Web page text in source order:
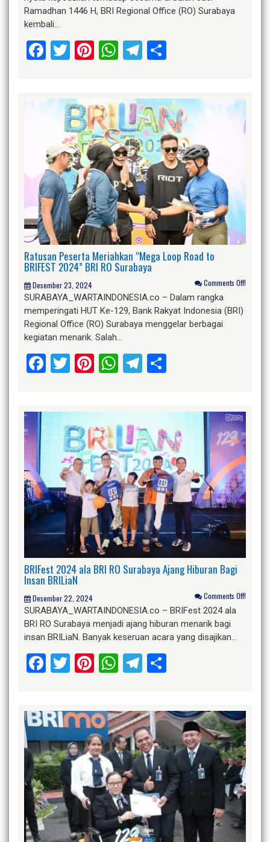
Ramadhan 1446 H, BRI Regional Office (RO) Surabaya
kembali…
Facebook
Twitter
Pinterest
WhatsApp
Telegram
Ratusan Peserta Meriahkan “Mega Loop Road to
BRIFEST 2024” BRI RO Surabaya
Desember 23, 2024 Comments Off!
SURABAYA_WARTAINDONESIA.co – Dalam rangka
memperingati HUT Ke-129, Bank Rakyat Indonesia (BRI)
Regional Office (RO) Surabaya menggelar berbagai
kegiatan menarik. Salah…
Facebook
Twitter
Pinterest
WhatsApp
Telegram
BRIFest 2024 ala BRI RO Surabaya Ajang Hiburan Bagi
Insan BRILiaN
Desember 22, 2024 Comments Off!
SURABAYA_WARTAINDONESIA.co – BRIFest 2024 ala
BRI RO Surabaya menjadi ajang hiburan menarik bagi
insan BRILiaN. Banyak keseruan acara yang disajikan…
Facebook
Twitter
Pinterest
WhatsApp
Telegram